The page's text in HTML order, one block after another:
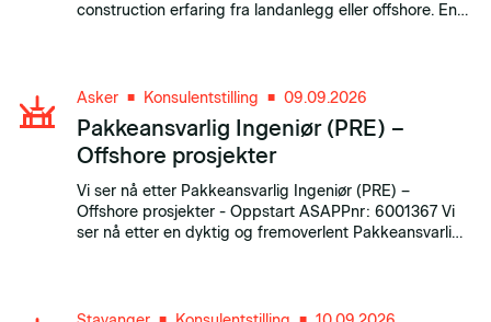
construction erfaring fra landanlegg eller offshore. En
Asker ■ Konsulentstilling ■ 09.09.2026
Pakkeansvarlig Ingeniør (PRE) –
Offshore prosjekter
Vi ser nå etter Pakkeansvarlig Ingeniør (PRE) –
Offshore prosjekter - Oppstart ASAPPnr: 6001367 Vi
ser nå etter en dyktig og fremoverlent Pakkeansvarlig